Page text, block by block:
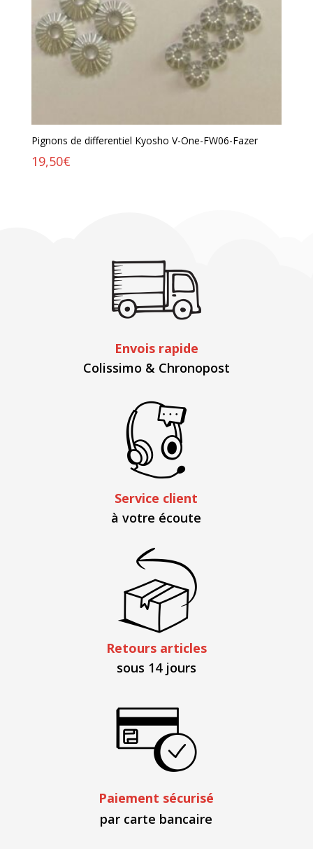
Pignons de differentiel Kyosho V-One-FW06-Fazer
19,50€
Envois rapide
Colissimo & Chronopost
Service client
à votre écoute
Retours articles
sous 14 jours
Paiement sécurisé
par carte bancaire